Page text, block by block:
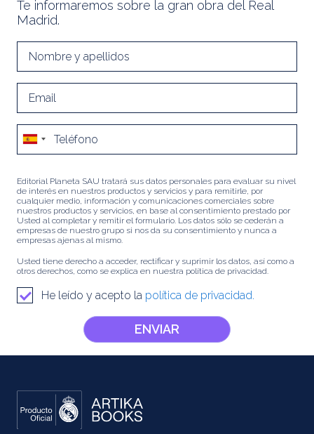
Te informaremos sobre la gran obra del Real
Madrid.
Editorial Planeta SAU tratará sus datos personales para evaluar su nivel
de interés en nuestros productos y servicios y para remitirle, por
cualquier medio, información y comunicaciones comerciales sobre
nuestros productos y servicios, en base al consentimiento prestado por
Usted al completar y remitir el formulario. Los datos sólo se cederán a
empresas de nuestro grupo si nos da su consentimiento y nunca a
empresas ajenas al mismo.
Usted tiene derecho a acceder, rectificar y suprimir los datos, así como a
otros derechos, como se explica en nuestra política de privacidad.
He leído y acepto la política de privacidad.
ENVIAR